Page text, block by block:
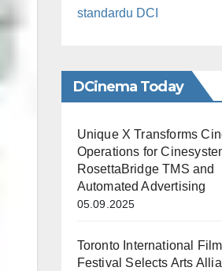
standardu DCI
DCinema Today
Unique X Transforms
Operations for
RosettaBridge TMS and
Automated Advertising
05.09.2025
Toronto International Film
Festival Selects Arts